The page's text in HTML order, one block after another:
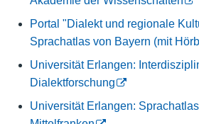
Portal "Dialekt und regionale
Sprachatlas von Bayern (mit
Universität Erlangen:
Dialektforschung
Universität Erlangen: